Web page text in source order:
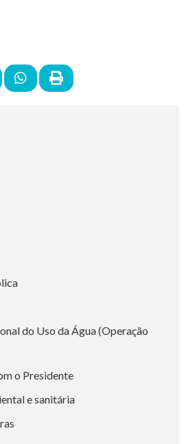
do Uso da Água (Operação
o Presidente
e sanitária